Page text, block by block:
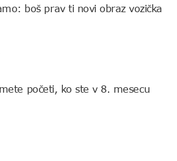
boš prav ti novi obraz vozička
početi, ko ste v 8. mesecu